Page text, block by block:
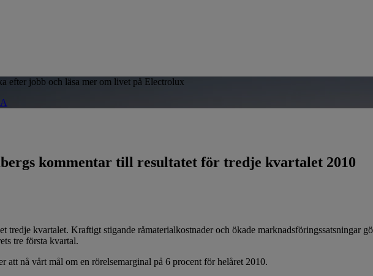
efter jobb och läsa mer om livet på Electrolux
kommentar till resultatet för tredje kvartalet 2010
tredje kvartalet. Kraftigt stigande råmaterial­kostnader och ökade marknadsföringssatsningar
tre första kvartal.
att nå vårt mål om en rörelsemarginal på 6 procent för helåret 2010.